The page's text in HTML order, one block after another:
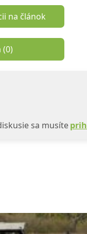
na článok
(0)
sa musíte